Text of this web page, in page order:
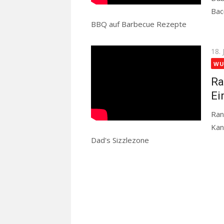
BBQ auf Barbecue Rezepte
on
18.
Dad's Sizzlezone